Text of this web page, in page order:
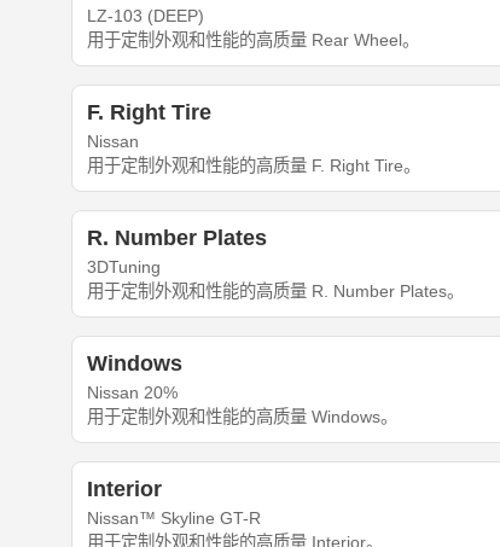
LZ-103 (DEEP)
用于定制外观和性能的高质量 Rear Wheel。
F. Right Tire
Nissan
用于定制外观和性能的高质量 F. Right Tire。
R. Number Plates
3DTuning
用于定制外观和性能的高质量 R. Number Plates。
Windows
Nissan 20%
用于定制外观和性能的高质量 Windows。
Interior
Nissan™ Skyline GT-R
用于定制外观和性能的高质量 Interior。